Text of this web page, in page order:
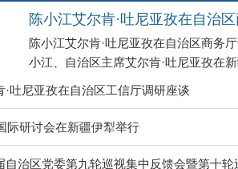
陈小江艾尔肯·吐尼亚孜在自治
陈小江艾尔肯·吐尼亚孜在自治区商务
小江、自治区主席艾尔肯·吐尼亚孜在
·吐尼亚孜在自治区工信厅调研座谈
际研讨会在新疆伊犁举行